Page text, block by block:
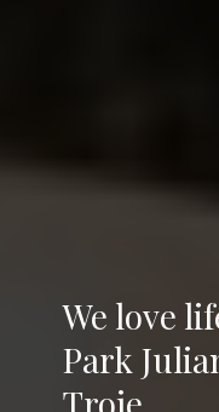
We love
Park
Troje